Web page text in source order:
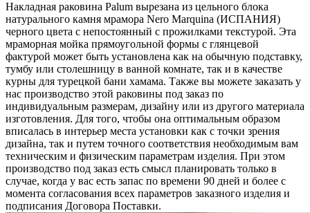
Накладная раковина Palum вырезана из цельного блока
натурального камня мрамора Nero Marquina (ИСПАНИЯ)
черного цвета c непостоянный с прожилками текстурой. Эта
мраморная мойка прямоугольной формы с глянцевой
фактурой может быть установлена как на обычную подставку,
тумбу или столешницу в ванной комнате, так и в качестве
курны для турецкой бани хамама. Также вы можете заказать у
нас производство этой раковины под заказ по
индивидуальным размерам, дизайну или из другого материала
изготовления. Для того, чтобы она оптимальным образом
вписалась в интерьер места установки как с точки зрения
дизайна, так и путем точного соответствия необходимым вам
техническим и физическим параметрам изделия. При этом
производство под заказ есть смысл планировать только в
случае, когда у вас есть запас по времени 90 дней и более с
момента согласования всех параметров заказного изделия и
подписания Договора Поставки.